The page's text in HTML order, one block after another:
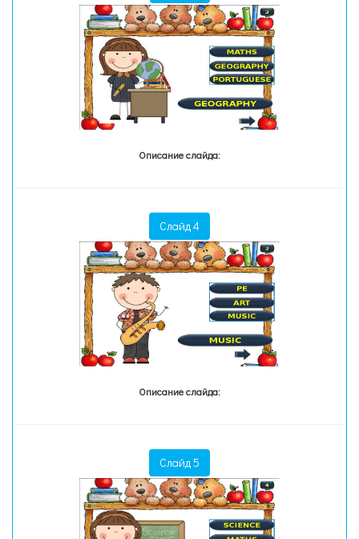
Описание слайда:
Слайд 4
Описание слайда:
Слайд 5